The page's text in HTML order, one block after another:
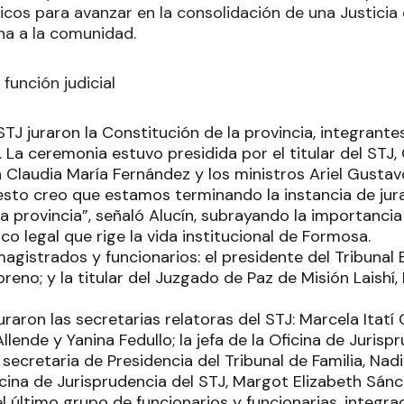
para avanzar en la consolidación de una Justicia
a la comunidad.
judicial
juraron la Constitución de la provincia,
La ceremonia estuvo presidida por el titular del
Claudia María Fernández y los ministros Ariel
creo que estamos terminando la instancia de
provincia”, señaló Alucín, subrayando la
legal que rige la vida institucional de Formosa.
y funcionarios: el presidente del Tribunal
y la titular del Juzgado de Paz de Misión
las secretarias relatoras del STJ: Marcela Itatí
y Yanina Fedullo; la jefa de la Oficina de
secretaria de Presidencia del Tribunal de Familia,
de Jurisprudencia del STJ, Margot Elizabeth